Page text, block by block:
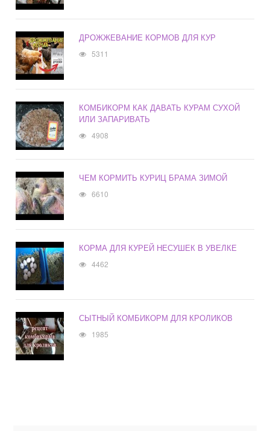
ДРОЖЖЕВАНИЕ КОРМОВ ДЛЯ КУР
5311
КОМБИКОРМ КАК ДАВАТЬ КУРАМ СУХОЙ
ИЛИ ЗАПАРИВАТЬ
4908
ЧЕМ КОРМИТЬ КУРИЦ БРАМА ЗИМОЙ
6610
КОРМА ДЛЯ КУРЕЙ НЕСУШЕК В УВЕЛКЕ
4462
СЫТНЫЙ КОМБИКОРМ ДЛЯ КРОЛИКОВ
1985